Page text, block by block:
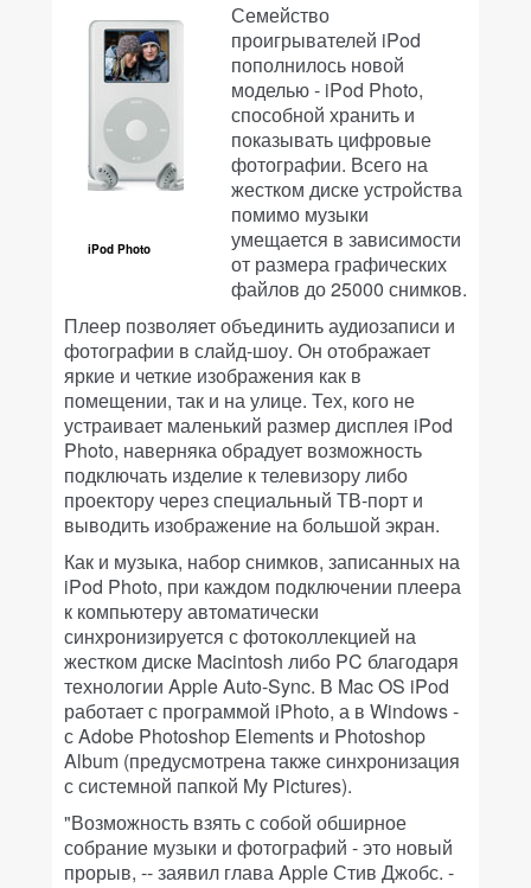
iPod Photo
Семейство
проигрывателей iPod
пополнилось новой
моделью - iPod Photo,
способной хранить и
показывать цифровые
фотографии. Всего на
жестком диске устройства
помимо музыки
умещается в зависимости
от размера графических
файлов до 25000 снимков.
Плеер позволяет объединить аудиозаписи и
фотографии в слайд-шоу. Он отображает
яркие и четкие изображения как в
помещении, так и на улице. Тех, кого не
устраивает маленький размер дисплея iPod
Photo, наверняка обрадует возможность
подключать изделие к телевизору либо
проектору через специальный ТВ-порт и
выводить изображение на большой экран.
Как и музыка, набор снимков, записанных на
iPod Photo, при каждом подключении плеера
к компьютеру автоматически
синхронизируется с фотоколлекцией на
жестком диске Macintosh либо PC благодаря
технологии Apple Auto-Sync. В Mac OS iPod
работает с программой iPhoto, а в Windows -
с Adobe Photoshop Elements и Photoshop
Album (предусмотрена также синхронизация
с системной папкой My Pictures).
"Возможность взять с собой обширное
собрание музыки и фотографий - это новый
прорыв, -- заявил глава Apple Стив Джобс. -